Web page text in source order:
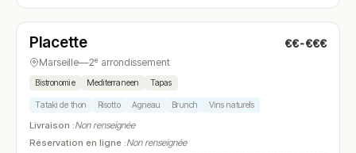
N° 17
Placette €€-€€€
Marseille—2ᵉ arrondissement
Bistronomie Mediterraneen Tapas
Tataki de thon Risotto Agneau Brunch Vins naturels
Livraison :Non renseignée
Réservation en ligne :Non renseignée